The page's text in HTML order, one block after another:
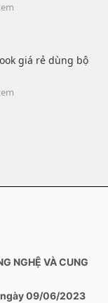
giá rẻ dùng bộ
NGHỆ VÀ CUNG
ngày 09/06/2023